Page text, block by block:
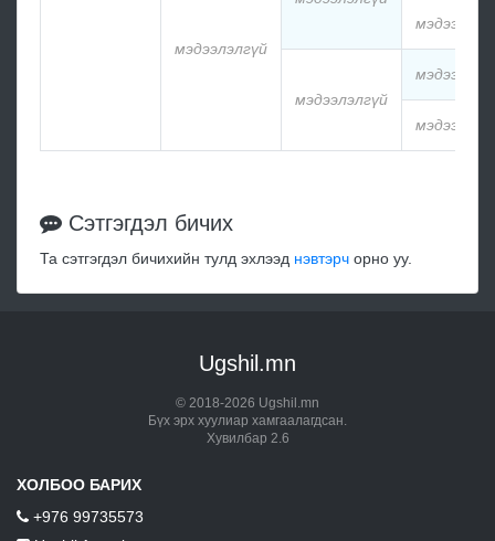
мэдээлэлгүй
мэдээлэлгүй
Сэтгэгдэл бичих
Та сэтгэгдэл бичихийн тулд эхлээд нэвтэрч орно уу.
Ugshil.mn
© 2018-2026 Ugshil.mn
Бүх эрх хуулиар хамгаалагдсан.
Хувилбар 2.6
ХОЛБОО БАРИХ
+976 99735573